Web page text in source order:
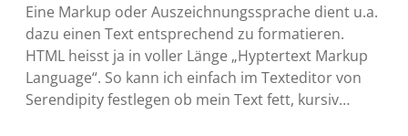
Eine Markup oder Auszeichnungssprache dient u.a.
dazu einen Text entsprechend zu formatieren.
HTML heisst ja in voller Länge „Hyptertext Markup
Language“. So kann ich einfach im Texteditor von
Serendipity festlegen ob mein Text fett, kursiv…